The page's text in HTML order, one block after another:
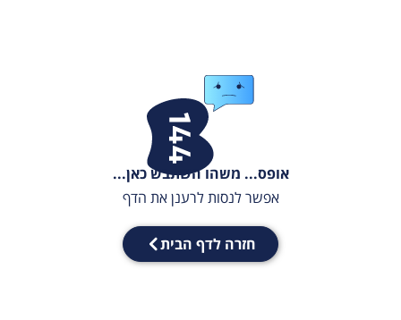
אופס... משהו השתבש כאן...
אפשר לנסות לרענן את הדף
חזרה לדף הבית